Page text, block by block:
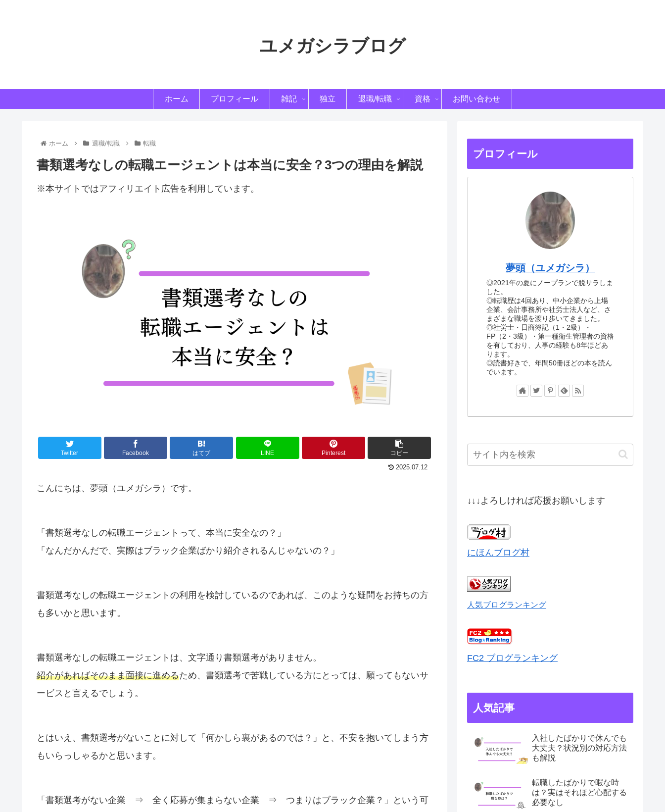
ユメガシラブログ
ホーム プロフィール 雑記 独立 退職/転職 資格 お問い合わせ
ホーム 退職/転職 転職
書類選考なしの転職エージェントは本当に安全？3つの理由を解説
※本サイトではアフィリエイト広告を利用しています。
Twitter Facebook はてブ LINE Pinterest コピー
2025.07.12
こんにちは、夢頭（ユメガシラ）です。
「書類選考なしの転職エージェントって、本当に安全なの？」
「なんだかんだで、実際はブラック企業ばかり紹介されるんじゃないの？」
書類選考なしの転職エージェントの利用を検討しているのであれば、このような疑問をお持ちの方
も多いかと思います。
書類選考なしの転職エージェントは、文字通り書類選考がありません。
紹介があればそのまま面接に進めるため、書類選考で苦戦している方にとっては、願ってもないサ
ービスと言えるでしょう。
とはいえ、書類選考がないことに対して「何かしら裏があるのでは？」と、不安を抱いてしまう方
もいらっしゃるかと思います。
「書類選考がない企業 ⇒ 全く応募が集まらない企業 ⇒ つまりはブラック企業？」という可
プロフィール
夢頭（ユメガシラ）
◎2021年の夏にノープランで脱サラしま
した。
◎転職歴は4回あり、中小企業から上場
企業、会計事務所や社労士法人など、さ
まざまな職場を渡り歩いてきました。
◎社労士・日商簿記（1・2級）・
FP（2・3級）・第一種衛生管理者の資格
を有しており、人事の経験も8年ほどあ
ります。
◎読書好きで、年間50冊ほどの本を読ん
でいます。
↓↓↓よろしければ応援お願いします
にほんブログ村
人気ブログランキング
FC2 ブログランキング
人気記事
入社したばかりで休んでも
大丈夫？状況別の対応方法
も解説
転職したばかりで暇な時
は？実はそれほど心配する
必要なし